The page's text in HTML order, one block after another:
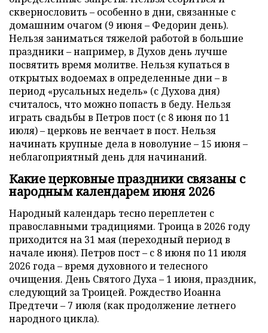
сквернословить – особенно в дни, связанные с
домашним очагом (9 июня – Федорин день).
Нельзя заниматься тяжелой работой в большие
праздники – например, в Духов день лучше
посвятить время молитве. Нельзя купаться в
открытых водоемах в определенные дни – в
период «русальных недель» (с Духова дня)
считалось, что можно попасть в беду. Нельзя
играть свадьбы в Петров пост (с 8 июня по 11
июля) – церковь не венчает в пост. Нельзя
начинать крупные дела в новолуние – 15 июня –
неблагоприятный день для начинаний.
Какие церковные праздники связаны с
народным календарем июня 2026
Народный календарь тесно переплетен с
православными традициями. Троица в 2026 году
приходится на 31 мая (переходный период в
начале июня). Петров пост – с 8 июня по 11 июля
2026 года – время духовного и телесного
очищения. День Святого Духа – 1 июня, праздник,
следующий за Троицей. Рождество Иоанна
Предтечи – 7 июля (как продолжение летнего
народного цикла).